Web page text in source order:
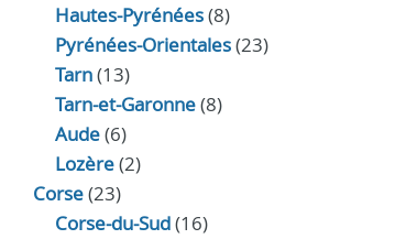
Hautes-Pyrénées(8)
Pyrénées-Orientales(23)
Tarn(13)
Tarn-et-Garonne(8)
Aude(6)
Lozère(2)
Corse(23)
Corse-du-Sud(16)